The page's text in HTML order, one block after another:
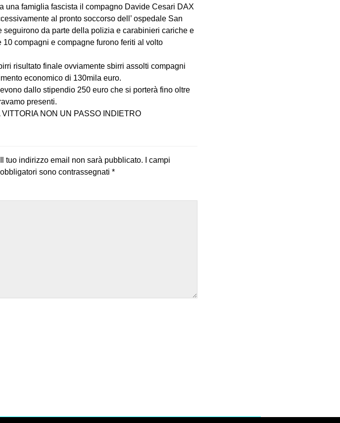
una famiglia fascista il compagno Davide Cesari DAX
al pronto soccorso dell’ ospedale San
da parte della polizia e carabinieri cariche e
compagni e compagne furono feriti al volto
risultato finale ovviamente sbirri assolti compagni
economico di 130mila euro.
dallo stipendio 250 euro che si porterà fino oltre
presenti.
NON UN PASSO INDIETRO
Il tuo indirizzo email non sarà pubblicato.
I campi
obbligatori sono contrassegnati *